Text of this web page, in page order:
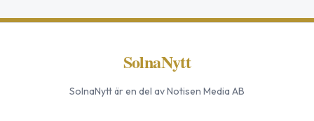
SolnaNytt
SolnaNyttär en del av Notisen Media AB